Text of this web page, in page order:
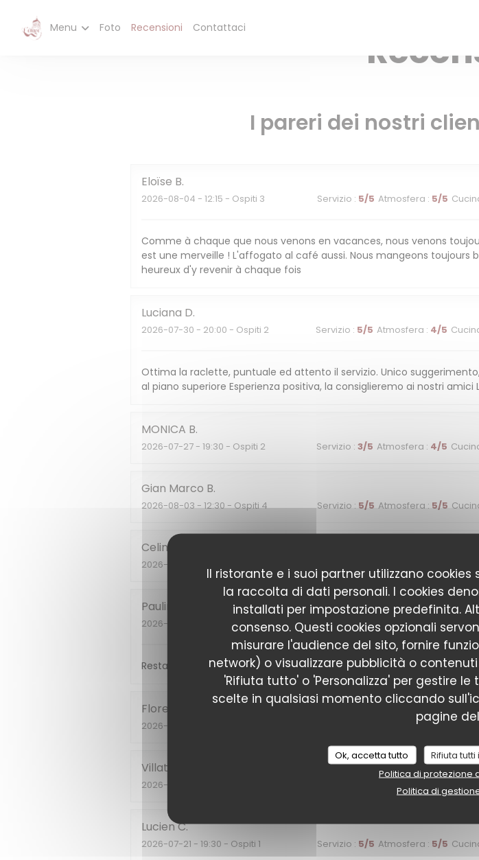
Il ristorante e i suoi partner utilizzano
la raccolta di dati personali. I cookies
installati per impostazione predefinita.
consenso. Questi cookies opzionali
misurare l'audience del sito, fornire
network) o visualizzare pubblicità o
'Rifiuta tutto' o 'Personalizza' per gestire
scelte in qualsiasi momento cliccando
pagine
Ok, accetta tutto Rifiuta
Politica di protezione
Politica di
Menu Foto Recensioni Contattaci
I pareri dei nostri
Eloïse B
2026-08-04 - 12:15 - Ospiti 3 Servizio : 5/5 Atmosfera : 5/5
Comme à chaque que nous venons en vacances, nous venons
est une merveille ! L'affogato al café aussi. Nous mangeons toujours
heureux d'y revenir à chaque fois
Luciana D
2026-07-30 - 20:00 - Ospiti 2 Servizio : 5/5 Atmosfera : 4/5
Ottima la raclette, puntuale ed attento il servizio. Unico
al piano superiore Esperienza positiva, la consiglieremo ai nostri amici
MONICA B
2026-07-27 - 19:30 - Ospiti 2 Servizio : 3/5 Atmosfera : 4/5
Gian Marco B
2026-08-03- 12:30 - Ospiti 4 Servizio : 5/5 Atmosfera : 5/5
Celine
2026-07-27
Pauline
2026-07-17 - 20:15 - Ospiti 2 Servizio:5/5 Atmosfera:5 /5
Restaurant incontournable pour les vacances, service et cuisine au
Florent
2026-07-28 Atmosfera 5/5
Villata
2026-07-23 Atmosfera 4/5 Cucina
LucienC
2026-07-21 - 19:30 - Ospiti 1 Servizio : 5/5 Atmosfera : 5/5